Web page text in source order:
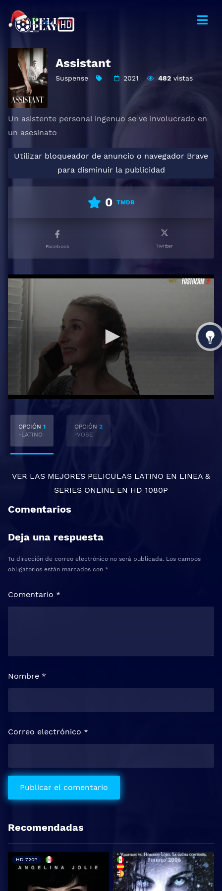
Assistant
Suspense 2021 482vistas
Un asistente personal ingenuo se ve involucrado en
un asesinato
Utilizar bloqueador de anuncio o navegador Brave
para disminuir la publicidad
0 TMDB
Facebook Twitter
OPCIÓN 1
-LATINO
OPCIÓN 2
-VOSE
VER LAS MEJORES PELICULAS LATINO EN LINEA &
SERIES ONLINE EN HD 1080P
Comentarios
Deja una respuesta
Tu dirección de correo electrónico no será publicada. Los campos
obligatorios están marcados con *
Comentario *
Nombre *
Correo electrónico *
Recomendadas
HD 720P